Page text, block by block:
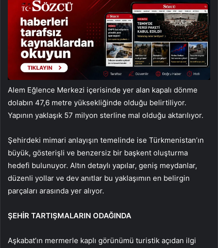
Alem Eğlence Merkezi içerisinde yer alan kapalı dönme
dolabın 47,6 metre yüksekliğinde olduğu belirtiliyor.
Yapının yaklaşık 57 milyon sterline mal olduğu aktarılıyor.
Şehirdeki mimari anlayışın temelinde ise Türkmenistan’ın
büyük, gösterişli ve benzersiz bir başkent oluşturma
hedefi bulunuyor. Altın detaylı yapılar, geniş meydanlar,
düzenli yollar ve dev anıtlar bu yaklaşımın en belirgin
parçaları arasında yer alıyor.
ŞEHİR TARTIŞMALARIN ODAĞINDA
Aşkabat’ın mermerle kaplı görünümü turistik açıdan ilgi